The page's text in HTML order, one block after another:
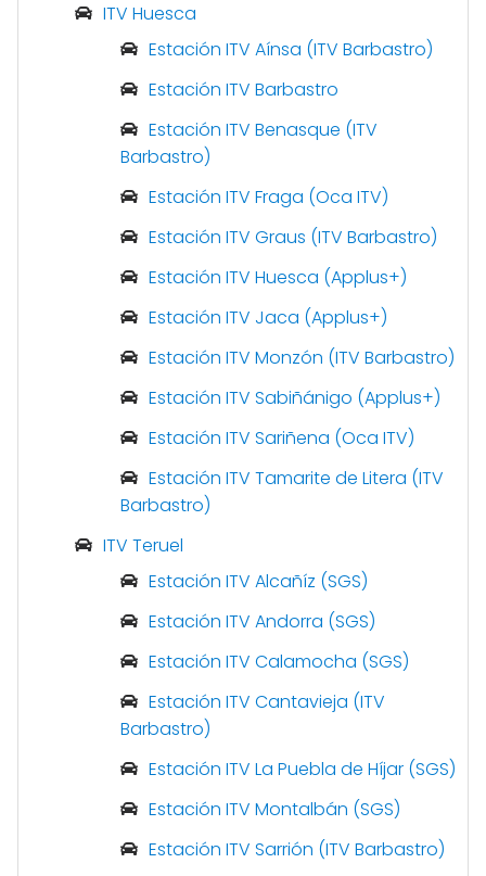
ITV Huesca
Estación ITV Aínsa (ITV Barbastro)
Estación ITV Barbastro
Estación ITV Benasque (ITV
Barbastro)
Estación ITV Fraga (Oca ITV)
Estación ITV Graus (ITV Barbastro)
Estación ITV Huesca (Applus+)
Estación ITV Jaca (Applus+)
Estación ITV Monzón (ITV Barbastro)
Estación ITV Sabiñánigo (Applus+)
Estación ITV Sariñena (Oca ITV)
Estación ITV Tamarite de Litera (ITV
Barbastro)
ITV Teruel
Estación ITV Alcañíz (SGS)
Estación ITV Andorra (SGS)
Estación ITV Calamocha (SGS)
Estación ITV Cantavieja (ITV
Barbastro)
Estación ITV La Puebla de Híjar (SGS)
Estación ITV Montalbán (SGS)
Estación ITV Sarrión (ITV Barbastro)